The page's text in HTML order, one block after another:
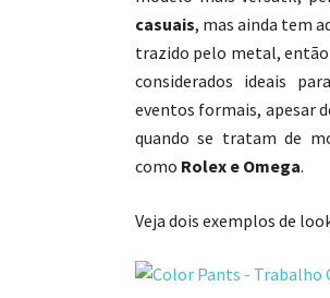
casuais, mas ainda tem
trazido pelo metal, então
considerados ideais
eventos formais, apesar
quando se tratam de
como Rolex e Omega.
Veja dois exemplos de